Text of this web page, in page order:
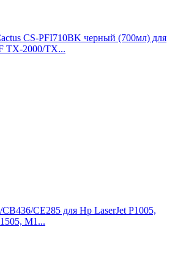
CS-PFI710BK черный (700мл) для
TX-2000/TX...
CE285 для Hp LaserJet P1005,
M1...